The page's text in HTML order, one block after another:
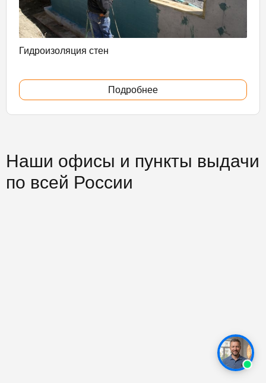
Гидроизоляция стен
Подробнее
Наши офисы и пункты выдачи
по всей России